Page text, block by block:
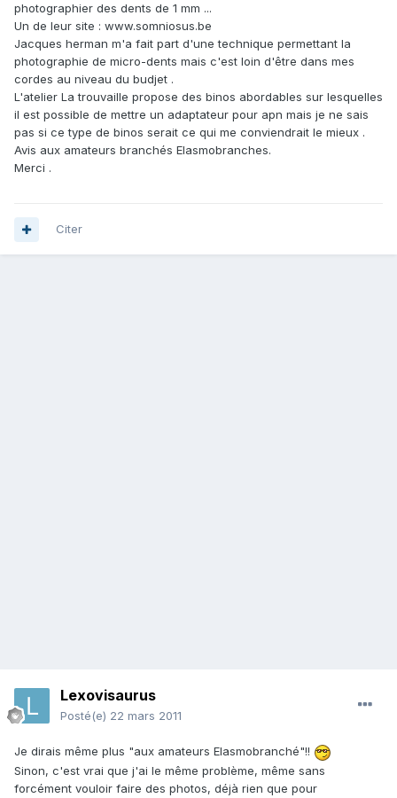
photographier des dents de 1 mm ...
Un de leur site : www.somniosus.be
Jacques herman m'a fait part d'une technique permettant la
photographie de micro-dents mais c'est loin d'être dans mes
cordes au niveau du budjet .
L'atelier La trouvaille propose des binos abordables sur lesquelles
il est possible de mettre un adaptateur pour apn mais je ne sais
pas si ce type de binos serait ce qui me conviendrait le mieux .
Avis aux amateurs branchés Elasmobranches.
Merci .
Citer
Lexovisaurus
Posté(e) 22 mars 2011
Je dirais même plus "aux amateurs Elasmobranché"!!
Sinon, c'est vrai que j'ai le même problème, même sans
forcément vouloir faire des photos, déjà rien que pour